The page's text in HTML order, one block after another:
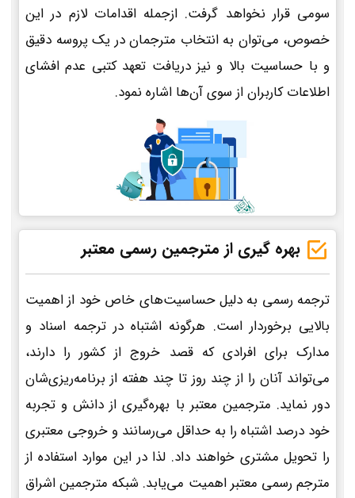
سومی قرار نخواهد گرفت. ازجمله اقدامات لازم در این
خصوص، می‌توان به انتخاب مترجمان در یک پروسه دقیق
و با حساسیت بالا و نیز دریافت تعهد کتبی عدم افشای
اطلاعات کاربران از سوی آن‌ها اشاره نمود.
بهره گیری از مترجمین رسمی معتبر
ترجمه رسمی به دلیل حساسیت‌های خاص خود از اهمیت
بالایی برخوردار است. هرگونه اشتباه در ترجمه اسناد و
مدارک برای افرادی که قصد خروج از کشور را دارند،
می‌تواند آنان را از چند روز تا چند هفته از برنامه‌ریزی‌شان
دور نماید. مترجمین معتبر با بهره‌گیری از دانش و تجربه
خود درصد اشتباه را به حداقل می‌رسانند و خروجی معتبری
را تحویل مشتری خواهند داد. لذا در این موارد استفاده از
مترجم رسمی معتبر اهمیت می‌یابد. شبکه مترجمین اشراق